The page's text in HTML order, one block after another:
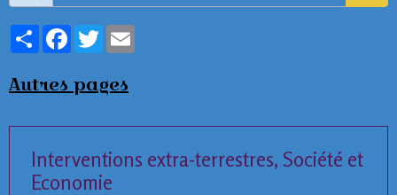
PartagerFacebookTwitter
Autres pages
Interventions extra-terrestres, Société et
Economie